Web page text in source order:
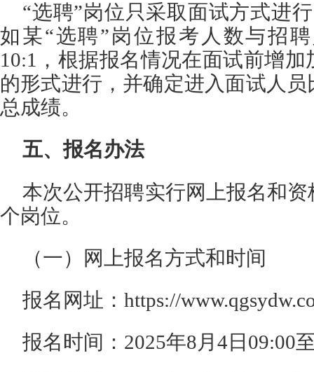
“选聘”岗位只采取面试方式进
如某“选聘”岗位报考人数与招
10:1，根据报名情况在面试前增
的形式进行，并确定进入面试人
总成绩。
五、报名办法
本次公开招聘实行网上报名和
个岗位。
（一）网上报名方式和时间
报名网址：https://
报名时间：2025年8月4日09:00